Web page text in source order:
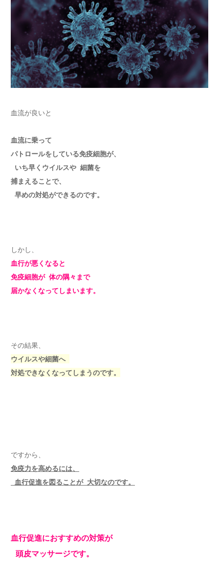
血流が良いと
血流に乗って
パトロールをしている免疫細胞が、
いち早くウイルスや 細菌を
捕まえることで、
早めの対処ができるのです。
しかし、
血行が悪くなると
免疫細胞が 体の隅々まで
届かなくなってしまいます。
その結果、
ウイルスや細菌へ
対処できなくなってしまうのです。
ですから、
免疫力を高めるには、
血行促進を図ることが 大切なのです。
血行促進におすすめの対策が
頭皮マッサージです。